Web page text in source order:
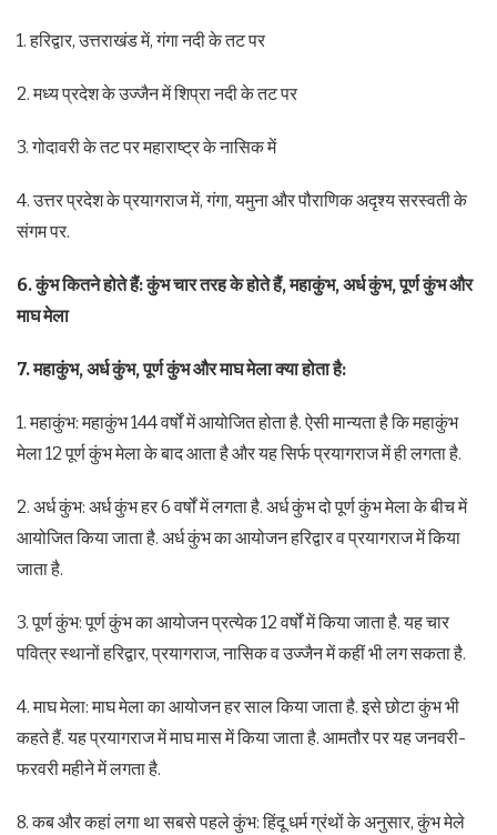
1. हरिद्वार, उत्तराखंड में, गंगा नदी के तट पर
2. मध्य प्रदेश के उज्जैन में शिप्रा नदी के तट पर
3. गोदावरी के तट पर महाराष्ट्र के नासिक में
4. उत्तर प्रदेश के प्रयागराज में, गंगा, यमुना और पौराणिक अदृश्य सरस्वती के
संगम पर.
6. कुंभ कितने होते हैं: कुंभ चार तरह के होते हैं, महाकुंभ, अर्ध कुंभ, पूर्ण कुंभ और
माघ मेला
7. महाकुंभ, अर्ध कुंभ, पूर्ण कुंभ और माघ मेला क्या होता है:
1. महाकुंभ: महाकुंभ 144 वर्षों में आयोजित होता है. ऐसी मान्यता है कि महाकुंभ
मेला 12 पूर्ण कुंभ मेला के बाद आता है और यह सिर्फ प्रयागराज में ही लगता है.
2. अर्ध कुंभ: अर्ध कुंभ हर 6 वर्षों में लगता है. अर्ध कुंभ दो पूर्ण कुंभ मेला के बीच में
आयोजित किया जाता है. अर्ध कुंभ का आयोजन हरिद्वार व प्रयागराज में किया
जाता है.
3. पूर्ण कुंभ: पूर्ण कुंभ का आयोजन प्रत्येक 12 वर्षों में किया जाता है. यह चार
पवित्र स्थानों हरिद्वार, प्रयागराज, नासिक व उज्जैन में कहीं भी लग सकता है.
4. माघ मेला: माघ मेला का आयोजन हर साल किया जाता है. इसे छोटा कुंभ भी
कहते हैं. यह प्रयागराज में माघ मास में किया जाता है. आमतौर पर यह जनवरी-
फरवरी महीने में लगता है.
8. कब और कहां लगा था सबसे पहले कुंभ: हिंदू धर्म ग्रंथों के अनुसार, कुंभ मेले